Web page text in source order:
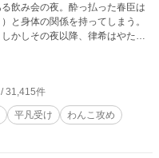
と身体の関係を持ってしまう。
かしその夜以降、律希はやたら
います
31,415件
平凡受け
わんこ攻め